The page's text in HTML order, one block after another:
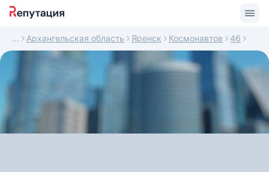
Архангельская область Яренск Космонавтов 46